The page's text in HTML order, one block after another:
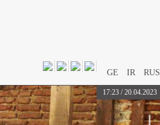
GE IR RUS
17:23 / 20.04.2023